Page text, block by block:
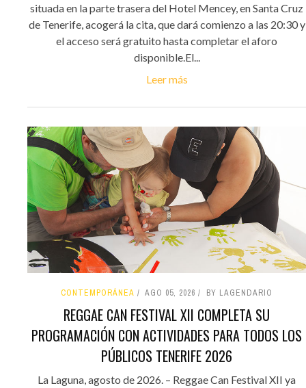
situada en la parte trasera del Hotel Mencey, en Santa Cruz
de Tenerife, acogerá la cita, que dará comienzo a las 20:30 y
el acceso será gratuito hasta completar el aforo
disponible.El...
Leer más
CONTEMPORÁNEA AGO 05, 2026 BY LAGENDARIO
REGGAE CAN FESTIVAL XII COMPLETA SU
PROGRAMACIÓN CON ACTIVIDADES PARA TODOS LOS
PÚBLICOS TENERIFE 2026
La Laguna, agosto de 2026. – Reggae Can Festival XII ya